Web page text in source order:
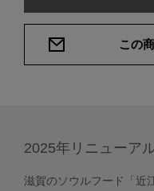
この
2025年リニューアル
滋賀のソウルフード「近